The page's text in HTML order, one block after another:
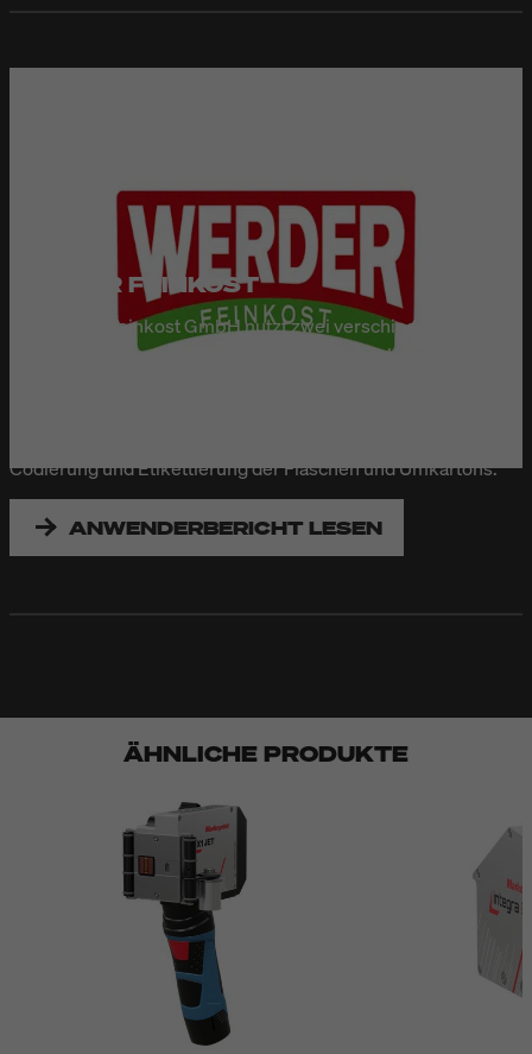
WERDER FEINKOST
Die Werder Feinkost GmbH nutzt zwei verschiedene
Drucksysteme von Bluhm Systeme, um täglich etwa 150.000
Codierung und Etikettierung der Flaschen und Umkartons.
ANWENDERBERICHT LESEN
ÄHNLICHE PRODUKTE